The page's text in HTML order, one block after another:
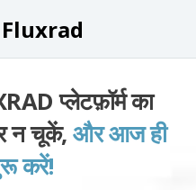
प्लेटफ़ॉर्म का
न चूकें,और आज ही
करें!